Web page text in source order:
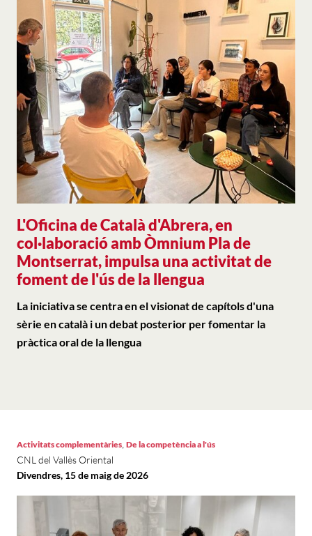
L'Oficina de Català d'Abrera, en
col·laboració amb Òmnium Pla de
Montserrat, impulsa una activitat de
foment de l'ús de la llengua
La iniciativa se centra en el visionat de capítols d'una
sèrie en català i un debat posterior per fomentar la
pràctica oral de la llengua
Activitats complementàries, De la competència a l'ús
CNL del Vallès Oriental
Divendres, 15 de maig de 2026